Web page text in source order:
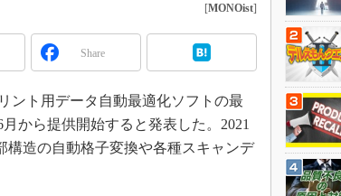
ート工場EXPO
WORLD
オープンネット展
車載ソフト開発
ISO26262
無償設計ツール
3Dプリンタ
デジタルツインとCAE
[MONOist]
Share
ント用データ自動最適化ソフトの最
月から提供開始すると発表した。2021
造の自動格子変換や各種スキャンデ